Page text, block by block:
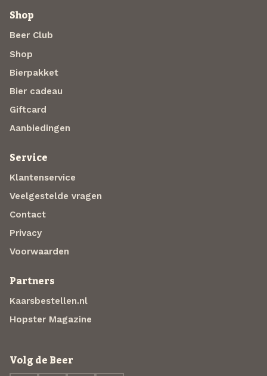
Shop
Beer Club
Shop
Bierpakket
Bier cadeau
Giftcard
Aanbiedingen
Service
Klantenservice
Veelgestelde vragen
Contact
Privacy
Voorwaarden
Partners
Kaarsbestellen.nl
Hopster Magazine
Volg de Beer